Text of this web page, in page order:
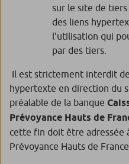
sur le site de
des liens
l’utilisation qui
par des tiers.
Il est strictement interdit
hypertexte en direction du
préalable de la banque
Prévoyance Hauts de
cette fin doit être adressée
Prévoyance Hauts de France.